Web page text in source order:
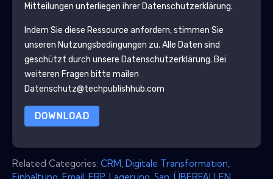
Mitteilungen unterliegen ihrer Datenschutzerklärung.
Indem Sie diese Ressource anfordern, stimmen Sie
unseren Nutzungsbedingungen zu. Alle Daten sind
geschützt durch unsere Datenschutzerklärung. Bei
weiteren Fragen bitte mailen
Datenschutz@techpublishhub.com
DOWNLOAD
Related Categories: CRM Digitale Transformation
Einhaltung Email ERP Lagerung San ÜBERFALLEN